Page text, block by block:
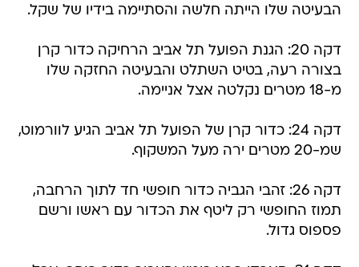
הבעיטה שלו הייתה חלשה והסתיימה בידיו של שקל.
דקה 20: הגנת הפועל תל אביב הרחיקה כדור קרן
בצורה רעה, בטיט השתלט והבעיטה החזקה שלו
מ-18 מטרים נקלטה אצל אניימה.
דקה 24: כדור קרן של הפועל תל אביב הגיע לוורמוט,
שמ-20 מטרים ירה מעל המשקוף.
דקה 26: זהבי הגביה כדור חופשי חד לתוך הרחבה,
תמוז החופשי רק ליטף את הכדור עם ראשו ורשם
פספוס גדול.